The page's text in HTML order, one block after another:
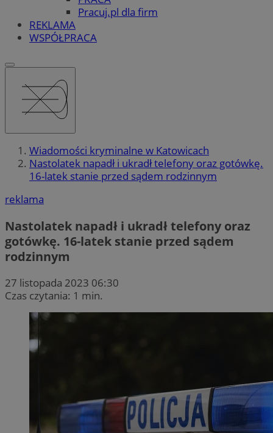
Pracuj.pl dla firm
REKLAMA
WSPÓŁPRACA
Wiadomości kryminalne w Katowicach
Nastolatek napadł i ukradł telefony oraz gotówkę.
16-latek stanie przed sądem rodzinnym
reklama
Nastolatek napadł i ukradł telefony oraz
gotówkę. 16-latek stanie przed sądem
rodzinnym
27 listopada 2023 06:30
Czas czytania: 1 min.